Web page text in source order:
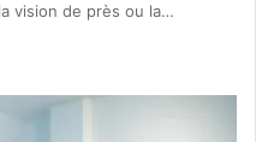
vision de près ou la…